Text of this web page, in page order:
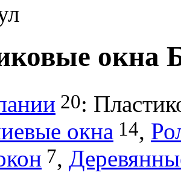
окна
20:
окна 14,
7,